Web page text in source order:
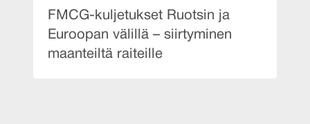
FMCG-kuljetukset Ruotsin ja
Euroopan välillä – siirtyminen
maanteiltä raiteille